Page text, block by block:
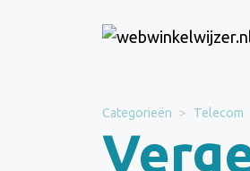
Categorieën Telecom